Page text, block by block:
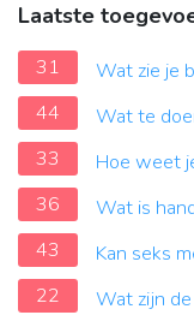
Laatste
31
Wat zie je
44
Wat te
33
Hoe weet
36
Wat is
43
Kan seks
22
Wat zijn